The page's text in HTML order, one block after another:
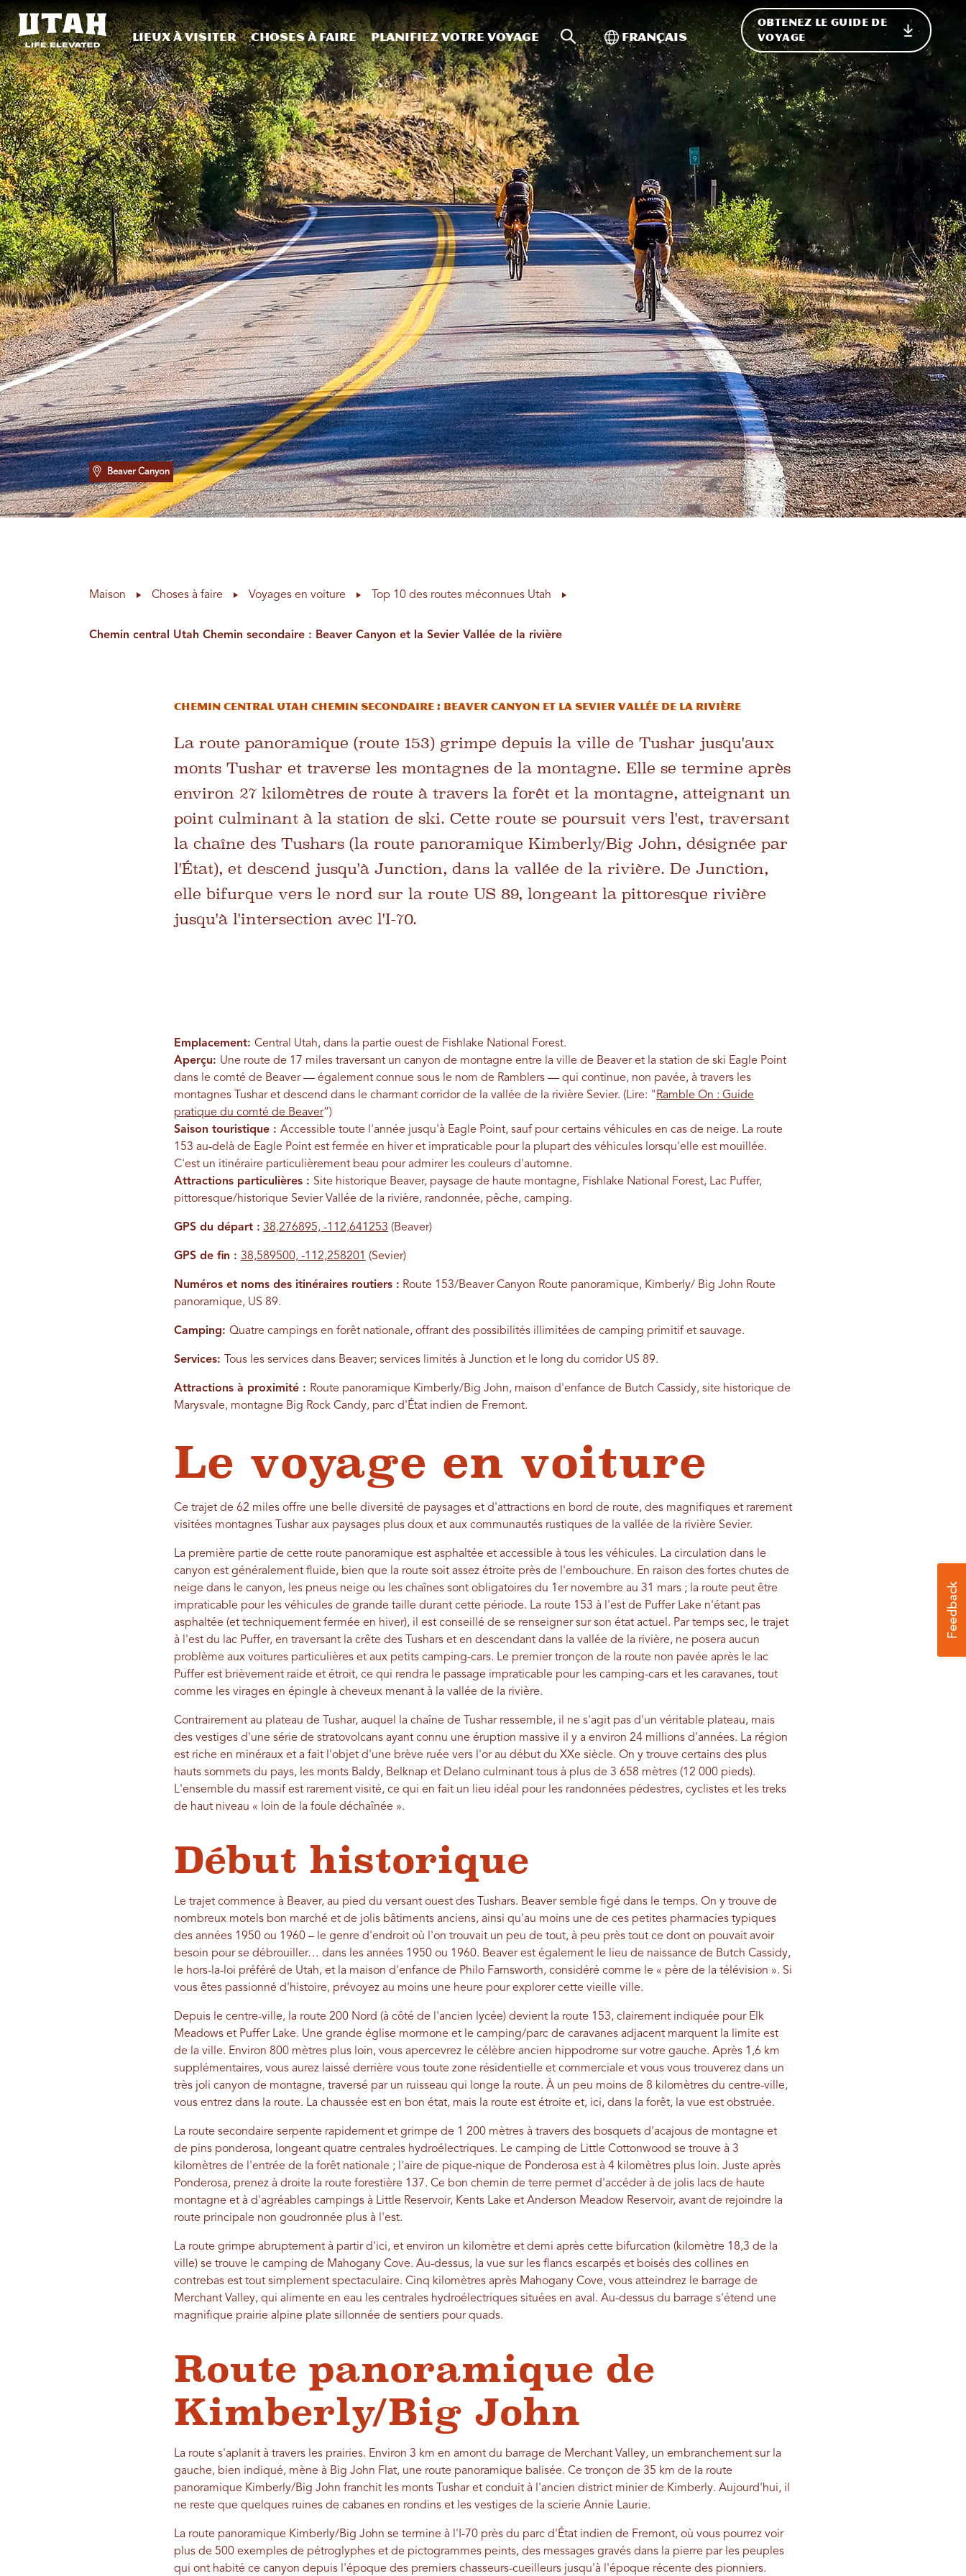
Skip to content
Lieux à visiter Choses à faire Planifiez votre voyage Recherche sur le site
Basculer vers l'international
Français
OBTENEZ LE GUIDE DE
VOYAGE
Beaver Canyon
Maison Choses à faire Voyages en voiture Top 10 des routes méconnues Utah
Chemin central Utah Chemin secondaire : Beaver Canyon et la Sevier Vallée de la rivière
Chemin central Utah Chemin secondaire : Beaver Canyon et la Sevier Vallée de la rivière
La route panoramique (route 153) grimpe depuis la ville de Tushar jusqu'aux
monts Tushar et traverse les montagnes de la montagne. Elle se termine après
environ 27 kilomètres de route à travers la forêt et la montagne, atteignant un
point culminant à la station de ski. Cette route se poursuit vers l'est, traversant
la chaîne des Tushars (la route panoramique Kimberly/Big John, désignée par
l'État), et descend jusqu'à Junction, dans la vallée de la rivière. De Junction,
elle bifurque vers le nord sur la route US 89, longeant la pittoresque rivière
jusqu'à l'intersection avec l'I-70.
Emplacement: Central Utah, dans la partie ouest de Fishlake National Forest.
Aperçu: Une route de 17 miles traversant un canyon de montagne entre la ville de Beaver et la station de ski Eagle Point
dans le comté de Beaver — également connue sous le nom de Ramblers — qui continue, non pavée, à travers les
montagnes Tushar et descend dans le charmant corridor de la vallée de la rivière Sevier. (Lire: " Ramble On : Guide
pratique du comté de Beaver”)
Saison touristique : Accessible toute l'année jusqu'à Eagle Point, sauf pour certains véhicules en cas de neige. La route
153 au-delà de Eagle Point est fermée en hiver et impraticable pour la plupart des véhicules lorsqu'elle est mouillée.
C'est un itinéraire particulièrement beau pour admirer les couleurs d'automne.
Attractions particulières : Site historique Beaver, paysage de haute montagne, Fishlake National Forest, Lac Puffer,
pittoresque/historique Sevier Vallée de la rivière, randonnée, pêche, camping.
GPS du départ : 38,276895, -112,641253 (Beaver)
GPS de fin : 38,589500, -112,258201 (Sevier)
Numéros et noms des itinéraires routiers : Route 153/Beaver Canyon Route panoramique, Kimberly/ Big John Route
panoramique, US 89.
Camping: Quatre campings en forêt nationale, offrant des possibilités illimitées de camping primitif et sauvage.
Services: Tous les services dans Beaver; services limités à Junction et le long du corridor US 89.
Attractions à proximité : Route panoramique Kimberly/Big John, maison d'enfance de Butch Cassidy, site historique de
Marysvale, montagne Big Rock Candy, parc d'État indien de Fremont.
Le voyage en voiture
Ce trajet de 62 miles offre une belle diversité de paysages et d'attractions en bord de route, des magnifiques et rarement
visitées montagnes Tushar aux paysages plus doux et aux communautés rustiques de la vallée de la rivière Sevier.
La première partie de cette route panoramique est asphaltée et accessible à tous les véhicules. La circulation dans le
canyon est généralement fluide, bien que la route soit assez étroite près de l'embouchure. En raison des fortes chutes de
neige dans le canyon, les pneus neige ou les chaînes sont obligatoires du 1er novembre au 31 mars ; la route peut être
impraticable pour les véhicules de grande taille durant cette période. La route 153 à l'est de Puffer Lake n'étant pas
asphaltée (et techniquement fermée en hiver), il est conseillé de se renseigner sur son état actuel. Par temps sec, le trajet
à l'est du lac Puffer, en traversant la crête des Tushars et en descendant dans la vallée de la rivière, ne posera aucun
problème aux voitures particulières et aux petits camping-cars. Le premier tronçon de la route non pavée après le lac
Puffer est brièvement raide et étroit, ce qui rendra le passage impraticable pour les camping-cars et les caravanes, tout
comme les virages en épingle à cheveux menant à la vallée de la rivière.
Contrairement au plateau de Tushar, auquel la chaîne de Tushar ressemble, il ne s'agit pas d'un véritable plateau, mais
des vestiges d'une série de stratovolcans ayant connu une éruption massive il y a environ 24 millions d'années. La région
est riche en minéraux et a fait l'objet d'une brève ruée vers l'or au début du XXe siècle. On y trouve certains des plus
hauts sommets du pays, les monts Baldy, Belknap et Delano culminant tous à plus de 3 658 mètres (12 000 pieds).
L'ensemble du massif est rarement visité, ce qui en fait un lieu idéal pour les randonnées pédestres, cyclistes et les treks
de haut niveau « loin de la foule déchaînée ».
Début historique
Le trajet commence à Beaver, au pied du versant ouest des Tushars. Beaver semble figé dans le temps. On y trouve de
nombreux motels bon marché et de jolis bâtiments anciens, ainsi qu'au moins une de ces petites pharmacies typiques
des années 1950 ou 1960 – le genre d'endroit où l'on trouvait un peu de tout, à peu près tout ce dont on pouvait avoir
besoin pour se débrouiller… dans les années 1950 ou 1960. Beaver est également le lieu de naissance de Butch Cassidy,
le hors-la-loi préféré de Utah, et la maison d'enfance de Philo Farnsworth, considéré comme le « père de la télévision ». Si
vous êtes passionné d'histoire, prévoyez au moins une heure pour explorer cette vieille ville.
Depuis le centre-ville, la route 200 Nord (à côté de l'ancien lycée) devient la route 153, clairement indiquée pour Elk
Meadows et Puffer Lake. Une grande église mormone et le camping/parc de caravanes adjacent marquent la limite est
de la ville. Environ 800 mètres plus loin, vous apercevrez le célèbre ancien hippodrome sur votre gauche. Après 1,6 km
supplémentaires, vous aurez laissé derrière vous toute zone résidentielle et commerciale et vous vous trouverez dans un
très joli canyon de montagne, traversé par un ruisseau qui longe la route. À un peu moins de 8 kilomètres du centre-ville,
vous entrez dans la route. La chaussée est en bon état, mais la route est étroite et, ici, dans la forêt, la vue est obstruée.
La route secondaire serpente rapidement et grimpe de 1 200 mètres à travers des bosquets d'acajous de montagne et
de pins ponderosa, longeant quatre centrales hydroélectriques. Le camping de Little Cottonwood se trouve à 3
kilomètres de l'entrée de la forêt nationale ; l'aire de pique-nique de Ponderosa est à 4 kilomètres plus loin. Juste après
Ponderosa, prenez à droite la route forestière 137. Ce bon chemin de terre permet d'accéder à de jolis lacs de haute
montagne et à d'agréables campings à Little Reservoir, Kents Lake et Anderson Meadow Reservoir, avant de rejoindre la
route principale non goudronnée plus à l'est.
La route grimpe abruptement à partir d'ici, et environ un kilomètre et demi après cette bifurcation (kilomètre 18,3 de la
ville) se trouve le camping de Mahogany Cove. Au-dessus, la vue sur les flancs escarpés et boisés des collines en
contrebas est tout simplement spectaculaire. Cinq kilomètres après Mahogany Cove, vous atteindrez le barrage de
Merchant Valley, qui alimente en eau les centrales hydroélectriques situées en aval. Au-dessus du barrage s'étend une
magnifique prairie alpine plate sillonnée de sentiers pour quads.
Route panoramique de
Kimberly/Big John
La route s'aplanit à travers les prairies. Environ 3 km en amont du barrage de Merchant Valley, un embranchement sur la
gauche, bien indiqué, mène à Big John Flat, une route panoramique balisée. Ce tronçon de 35 km de la route
panoramique Kimberly/Big John franchit les monts Tushar et conduit à l'ancien district minier de Kimberly. Aujourd'hui, il
ne reste que quelques ruines de cabanes en rondins et les vestiges de la scierie Annie Laurie.
La route panoramique Kimberly/Big John se termine à l'I-70 près du parc d'État indien de Fremont, où vous pourrez voir
plus de 500 exemples de pétroglyphes et de pictogrammes peints, des messages gravés dans la pierre par les peuples
qui ont habité ce canyon depuis l'époque des premiers chasseurs-cueilleurs jusqu'à l'époque récente des pionniers.